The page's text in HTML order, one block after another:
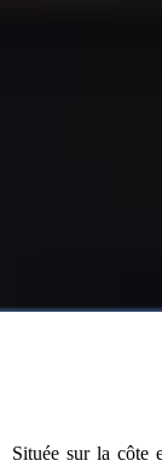
Située sur la côte